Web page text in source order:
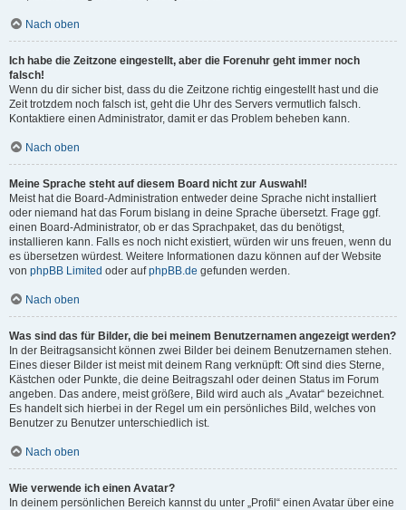
Nach oben
Ich habe die Zeitzone eingestellt, aber die Forenuhr geht immer noch
falsch!
Wenn du dir sicher bist, dass du die Zeitzone richtig eingestellt hast und die
Zeit trotzdem noch falsch ist, geht die Uhr des Servers vermutlich falsch.
Kontaktiere einen Administrator, damit er das Problem beheben kann.
Nach oben
Meine Sprache steht auf diesem Board nicht zur Auswahl!
Meist hat die Board-Administration entweder deine Sprache nicht installiert
oder niemand hat das Forum bislang in deine Sprache übersetzt. Frage ggf.
einen Board-Administrator, ob er das Sprachpaket, das du benötigst,
installieren kann. Falls es noch nicht existiert, würden wir uns freuen, wenn du
es übersetzen würdest. Weitere Informationen dazu können auf der Website
von phpBB Limited oder aufphpBB.de gefunden werden.
Nach oben
Was sind das für Bilder, die bei meinem Benutzernamen angezeigt werden?
In der Beitragsansicht können zwei Bilder bei deinem Benutzernamen stehen.
Eines dieser Bilder ist meist mit deinem Rang verknüpft: Oft sind dies Sterne,
Kästchen oder Punkte, die deine Beitragszahl oder deinen Status im Forum
angeben. Das andere, meist größere, Bild wird auch als „Avatar“ bezeichnet.
Es handelt sich hierbei in der Regel um ein persönliches Bild, welches von
Benutzer zu Benutzer unterschiedlich ist.
Nach oben
Wie verwende ich einen Avatar?
In deinem persönlichen Bereich kannst du unter „Profil“ einen Avatar über eine